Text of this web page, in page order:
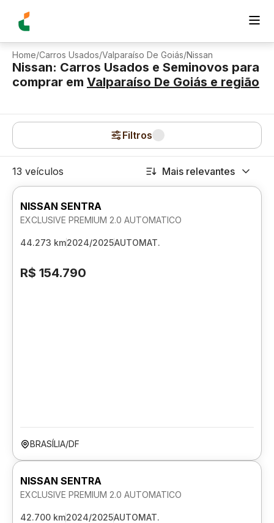
Home/Carros Usados/Valparaíso De Goiás/Nissan
Nissan: Carros Usados e Seminovos para
comprar em Valparaíso De Goiás e região
Filtros
13 veículos Mais relevantes
NISSAN SENTRA
EXCLUSIVE PREMIUM 2.0 AUTOMATICO
44.273 km2024/2025AUTOMAT.
R$ 154.790
BRASÍLIA/DF
NISSAN SENTRA
EXCLUSIVE PREMIUM 2.0 AUTOMATICO
42.700 km2024/2025AUTOMAT.